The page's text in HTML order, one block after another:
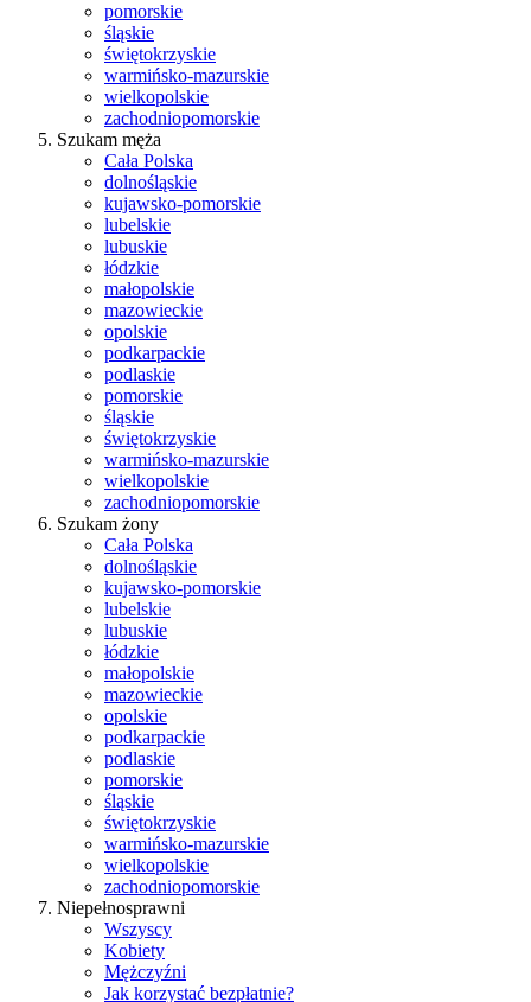
pomorskie
śląskie
świętokrzyskie
warmińsko-mazurskie
wielkopolskie
zachodniopomorskie
Szukam męża
Cała Polska
dolnośląskie
kujawsko-pomorskie
lubelskie
lubuskie
łódzkie
małopolskie
mazowieckie
opolskie
podkarpackie
podlaskie
pomorskie
śląskie
świętokrzyskie
warmińsko-mazurskie
wielkopolskie
zachodniopomorskie
Szukam żony
Cała Polska
dolnośląskie
kujawsko-pomorskie
lubelskie
lubuskie
łódzkie
małopolskie
mazowieckie
opolskie
podkarpackie
podlaskie
pomorskie
śląskie
świętokrzyskie
warmińsko-mazurskie
wielkopolskie
zachodniopomorskie
Niepełnosprawni
Wszyscy
Kobiety
Mężczyźni
Jak korzystać bezpłatnie?